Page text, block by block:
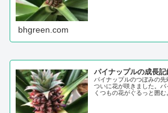
bhgreen.com
パイナップルの成長
パイナップルのつぼみの先
ついに花が咲きました。
くつもの花がぐるっと囲